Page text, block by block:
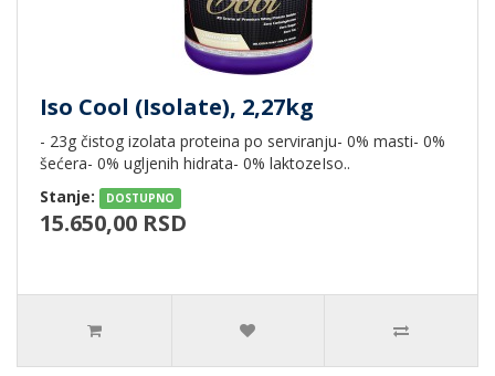
Iso Cool (Isolate), 2,27kg
- 23g čistog izolata proteina po serviranju- 0% masti- 0%
šećera- 0% ugljenih hidrata- 0% laktozeIso..
Stanje:
DOSTUPNO
15.650,00 RSD